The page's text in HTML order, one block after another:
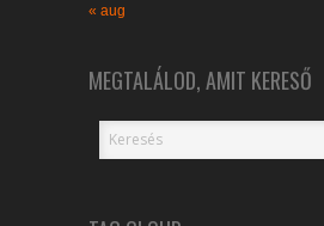
« aug
MEGTALÁLOD, AMIT KERESŐ